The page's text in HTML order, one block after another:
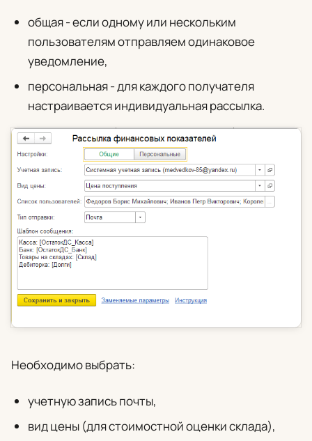
общая - если одному или нескольким
пользователям отправляем одинаковое
уведомление,
персональная - для каждого получателя
настраивается индивидуальная рассылка.
Необходимо выбрать:
учетную запись почты,
вид цены (для стоимостной оценки склада),